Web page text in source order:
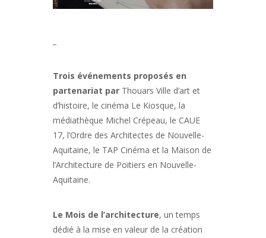
Trois événements proposés en
partenariat par Thouars Ville d’art et
d’histoire, le cinéma Le Kiosque, la
médiathèque Michel Crépeau, le CAUE
17, l’Ordre des Architectes de Nouvelle-
Aquitaine, le TAP Cinéma et la Maison de
l’Architecture de Poitiers en Nouvelle-
Aquitaine.
Le Mois de l’architecture, un temps
dédié à la mise en valeur de la création